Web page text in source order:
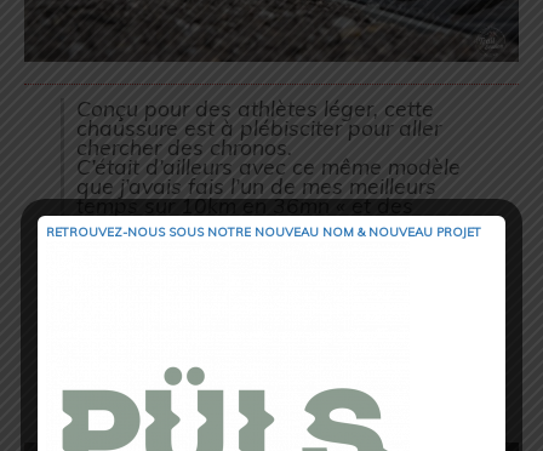
Conçu pour des athlètes léger, cette
chaussure est à plébisciter pour aller
chercher des chronos.
C’était d’ailleurs avec ce même modèle
que j’avais fais l’un de mes meilleurs
temps sur 10km en 36mn « et des
brouettes ».
nécessaires à la performance et à la
prévention de pathologies diverses dues
à la répétition des foulées.
RETROUVEZ-NOUS SOUS NOTRE NOUVEAU NOM & NOUVEAU PROJET